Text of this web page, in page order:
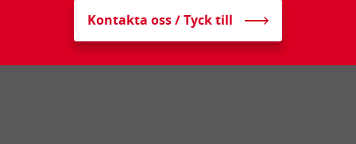
Kontakta oss / Tyck till